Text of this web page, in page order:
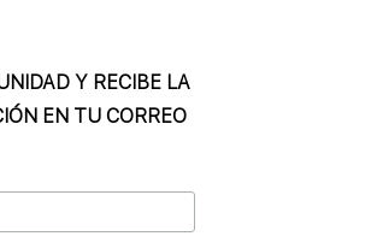
Y RECIBE LA
EN TU CORREO